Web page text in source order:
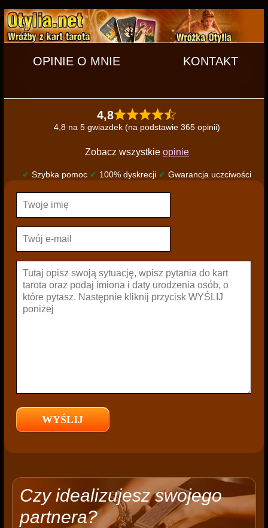
OPINIE O MNIE KONTAKT
4,8
4,8 na 5 gwiazdek (na podstawie 365 opinii)
Zobacz wszystkie opinie
✔ Szybka pomoc ✔ 100% dyskrecji ✔ Gwarancja uczciwości
Czy idealizujesz swojego
partnera?